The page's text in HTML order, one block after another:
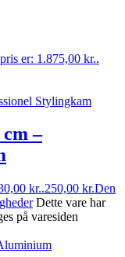
er: 1.875,00 kr..
–
kr..250,00 kr.Den
Dette vare har
på varesiden